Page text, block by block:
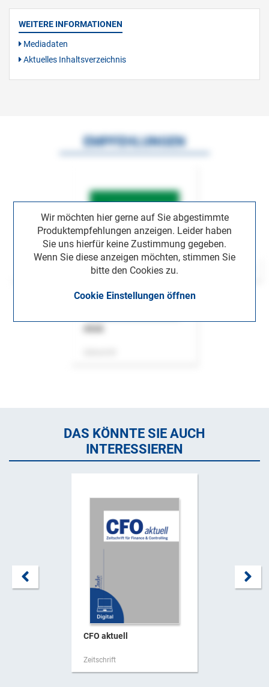
WEITERE INFORMATIONEN
Mediadaten
Aktuelles Inhaltsverzeichnis
Wir möchten hier gerne auf Sie abgestimmte
Produktempfehlungen anzeigen. Leider haben
Sie uns hierfür keine Zustimmung gegeben.
Wenn Sie diese anzeigen möchten, stimmen Sie
bitte den Cookies zu.
Cookie Einstellungen öffnen
EMPFEHLUNGEN
ASok
DAS KÖNNTE SIE AUCH
INTERESSIEREN
CFO aktuell
Zeitschrift